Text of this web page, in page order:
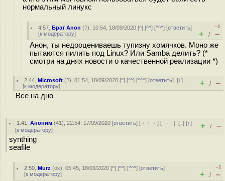
нормальный линукс
4.57 ,Брат Анон (?), 10:54, 18/09/2020 [^] [^^] [^^^] [ответить]
[к модератору]
–1
+ / –
Анон, ты недооцениваешь тупизну хомячков. Моно же
пытаются пилить под Linux? Или Samba делить? (*
смотри на днях новости о качественной реализации *)
2.44 ,Microsoft (?), 01:54, 18/09/2020 [^] [^^] [^^^] [ответить][↑]
[к модератору] + / –
Все на дно
1.41 ,Аноним (41), 22:54, 17/09/2020 [ответить] [ ﹢﹢﹢] [ · · ·][↓] [↑]
[к модератору] + / –
synthing
seafile
2.50 ,Murz (ok), 05:45, 18/09/2020 [^] [^^] [^^^] [ответить]
[к модератору]
–1
+ / –